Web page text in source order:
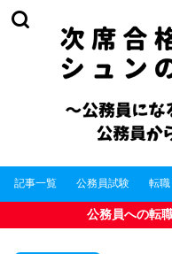
記事一覧 公務員試験 転
公務員への転